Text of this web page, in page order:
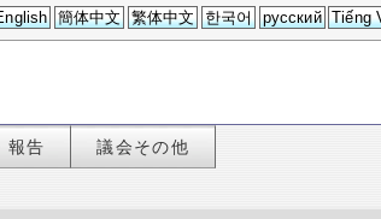
簡体中文 繁体中文 한국어 русский Tiếng
報告 議会その他